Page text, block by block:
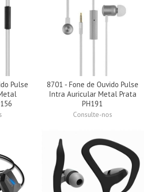
Pulse
8701 - Fone de Ouvido Pulse
Intra Auricular Metal Prata
PH191
Consulte-nos